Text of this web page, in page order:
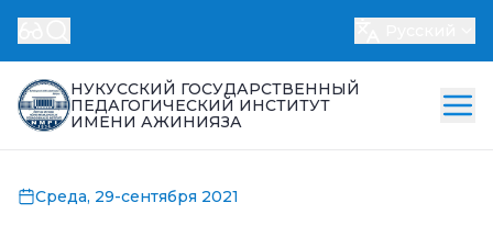
НУКУССКИЙ ГОСУДАРСТВЕННЫЙ
ПЕДАГОГИЧЕСКИЙ ИНСТИТУТ
ИМЕНИ АЖИНИЯЗА
Среда, 29-сентября 2021